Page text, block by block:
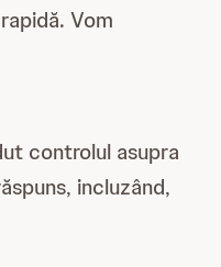
Vom
controlul asupra
incluzând,